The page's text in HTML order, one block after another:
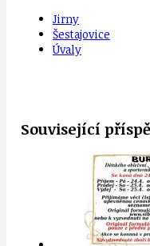
Jirny
Šestajovice
Úvaly
Související